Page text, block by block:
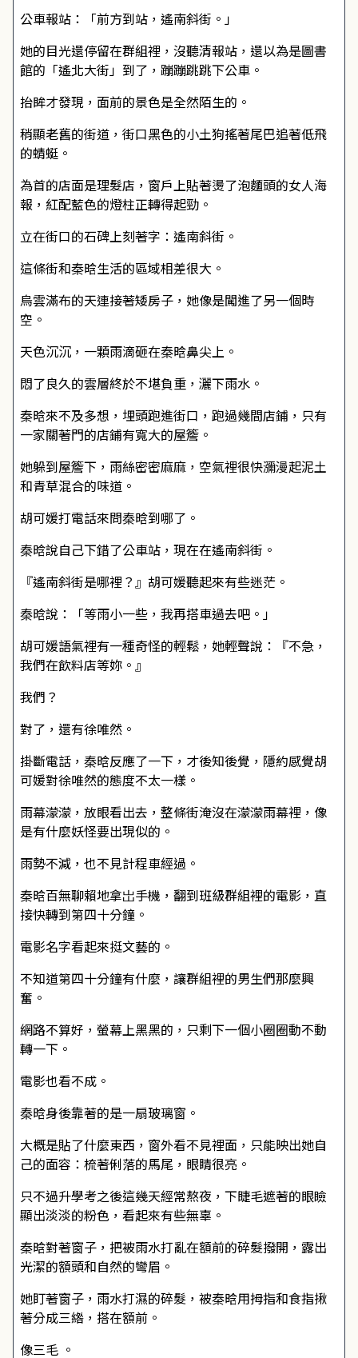
公車報站：「前方到站，遙南斜街。」
她的目光還停留在群組裡，沒聽清報站，還以為是圖書
館的「遙北大街」到了，蹦蹦跳跳下公車。
抬眸才發現，面前的景色是全然陌生的。
稍顯老舊的街道，街口黑色的小土狗搖著尾巴追著低飛
的蜻蜓。
為首的店面是理髮店，窗戶上貼著燙了泡麵頭的女人海
報，紅配藍色的燈柱正轉得起勁。
立在街口的石碑上刻著字：遙南斜街。
這條街和秦晗生活的區域相差很大。
烏雲滿布的天連接著矮房子，她像是闖進了另一個時
空。
天色沉沉，一顆雨滴砸在秦晗鼻尖上。
悶了良久的雲層終於不堪負重，灑下雨水。
秦晗來不及多想，埋頭跑進街口，跑過幾間店鋪，只有
一家關著門的店鋪有寬大的屋簷。
她躲到屋簷下，雨絲密密麻麻，空氣裡很快瀰漫起泥土
和青草混合的味道。
胡可媛打電話來問秦晗到哪了。
秦晗說自己下錯了公車站，現在在遙南斜街。
『遙南斜街是哪裡？』胡可媛聽起來有些迷茫。
秦晗說：「等雨小一些，我再搭車過去吧。」
胡可媛語氣裡有一種奇怪的輕鬆，她輕聲說：『不急，
我們在飲料店等妳。』
我們？
對了，還有徐唯然。
掛斷電話，秦晗反應了一下，才後知後覺，隱約感覺胡
可媛對徐唯然的態度不太一樣。
雨幕濛濛，放眼看出去，整條街淹沒在濛濛雨幕裡，像
是有什麼妖怪要出現似的。
雨勢不減，也不見計程車經過。
秦晗百無聊賴地拿岀手機，翻到班級群組裡的電影，直
接快轉到第四十分鐘。
電影名字看起來挺文藝的。
不知道第四十分鐘有什麼，讓群組裡的男生們那麼興
奮。
網路不算好，螢幕上黑黑的，只剩下一個小圈圈動不動
轉一下。
電影也看不成。
秦晗身後靠著的是一扇玻璃窗。
大概是貼了什麼東西，窗外看不見裡面，只能映出她自
己的面容：梳著俐落的馬尾，眼睛很亮。
只不過升學考之後這幾天經常熬夜，下睫毛遮著的眼瞼
顯出淡淡的粉色，看起來有些無辜。
秦晗對著窗子，把被雨水打亂在額前的碎髮撥開，露出
光潔的額頭和自然的彎眉。
她盯著窗子，雨水打濕的碎髮，被秦晗用拇指和食指揪
著分成三綹，搭在額前。
像三毛 。